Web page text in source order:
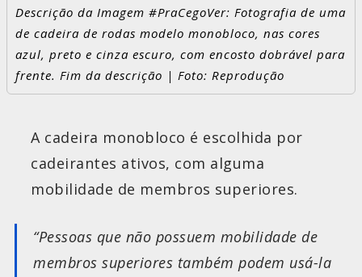
Descrição da Imagem #PraCegoVer: Fotografia de uma
de cadeira de rodas modelo monobloco, nas cores
azul, preto e cinza escuro, com encosto dobrável para
frente. Fim da descrição | Foto: Reprodução
A cadeira monobloco é escolhida por
cadeirantes ativos, com alguma
mobilidade de membros superiores.
“Pessoas que não possuem mobilidade de
membros superiores também podem usá-la